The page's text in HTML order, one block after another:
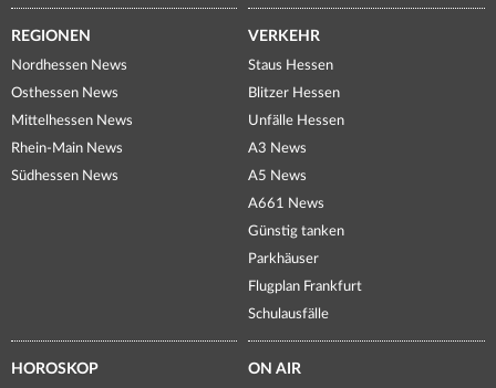
REGIONEN
Nordhessen News
Osthessen News
Mittelhessen News
Rhein-Main News
Südhessen News
VERKEHR
Staus Hessen
Blitzer Hessen
Unfälle Hessen
A3 News
A5 News
A661 News
Günstig tanken
Parkhäuser
Flugplan Frankfurt
Schulausfälle
HOROSKOP ON AIR